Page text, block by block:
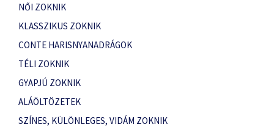
NŐI ZOKNIK
KLASSZIKUS ZOKNIK
CONTE HARISNYANADRÁGOK
TÉLI ZOKNIK
GYAPJÚ ZOKNIK
ALÁÖLTÖZETEK
SZÍNES, KÜLÖNLEGES, VIDÁM ZOKNIK